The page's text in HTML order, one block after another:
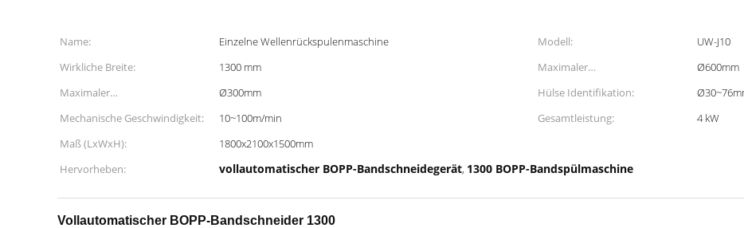
Name: Einzelne Wellenrückspulenmaschine Modell:
UW-J10
Wirkliche Breite:
1300 mm
Maximaler
Abwickelndurchmesser.:
Ø600mm
Maximaler
Rückspulendurchmesser.:
Ø300mm Hülse Identifikation:
Mechanische Geschwindigkeit:
10~100m/min Gesamtleistung:
4 kW
Maß (LxWxH):
1800x2100x1500mm
Hervorheben:
vollautomatischer BOPP-Bandschneidegerät, 1300 BOPP-Bandspülmaschine
Vollautomatischer BOPP-Bandschneider 1300